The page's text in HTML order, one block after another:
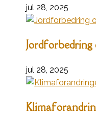
jul 28, 2025
jul 28, 2025